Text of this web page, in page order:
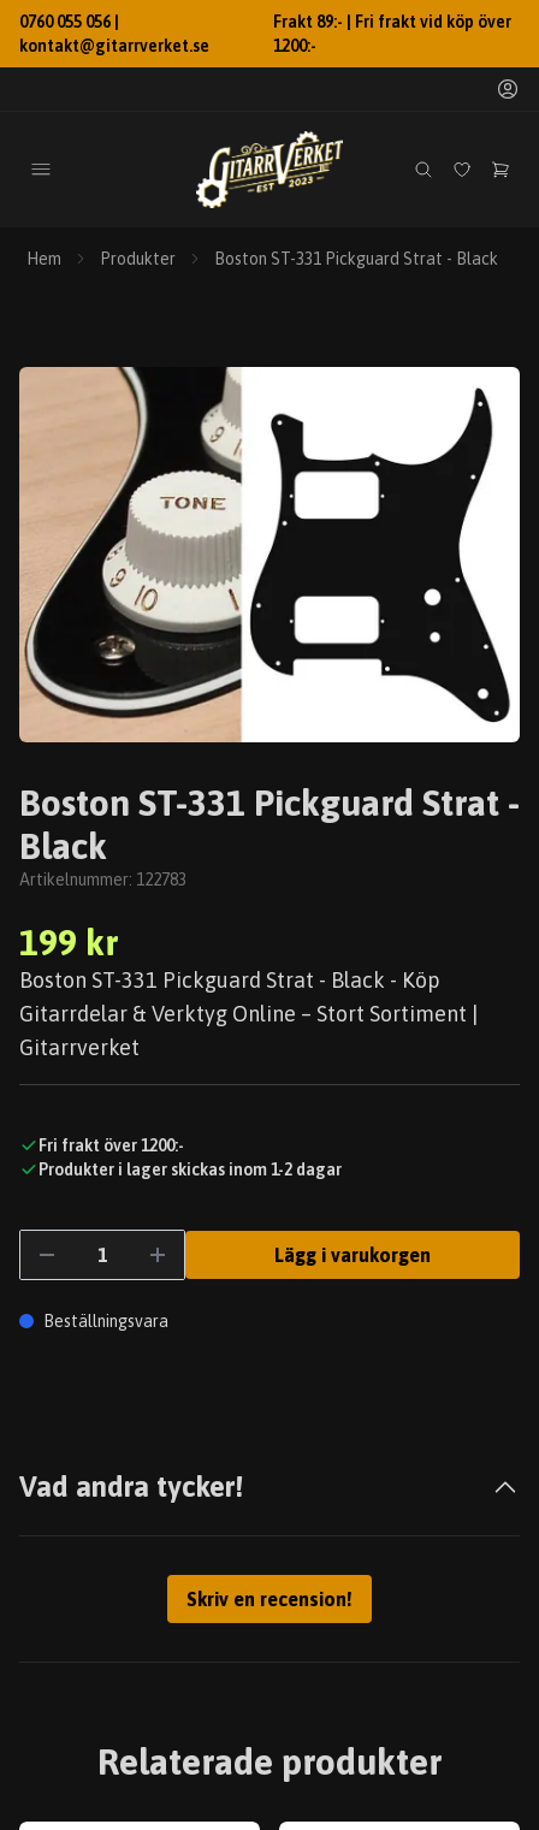
0760 055 056 |
kontakt@gitarrverket.se
Frakt 89:- | Fri frakt vid köp över
1200:-
Hem Produkter Boston ST-331 Pickguard Strat - Black
Boston ST-331 Pickguard Strat -
Black
Artikelnummer: 122783
199 kr
Boston ST-331 Pickguard Strat - Black - Köp
Gitarrdelar & Verktyg Online – Stort Sortiment |
Gitarrverket
Fri frakt över 1200:-
Produkter i lager skickas inom 1-2 dagar
Lägg i varukorgen
Beställningsvara
Vad andra tycker!
Skriv en recension!
Relaterade produkter